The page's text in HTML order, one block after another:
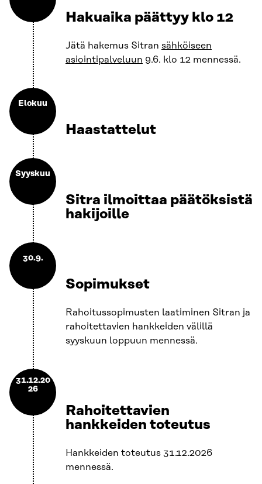
Hakuaika päättyy klo 12
Jätä hakemus Sitran sähköiseen
asiointipalveluun 9.6. klo 12 mennessä.
Elokuu
Haastattelut
Syyskuu
Sitra ilmoittaa päätöksistä
hakijoille
30.9.
Sopimukset
Rahoitussopimusten laatiminen Sitran ja
rahoitettavien hankkeiden välillä
syyskuun loppuun mennessä.
31.12.20
26
Rahoitettavien
hankkeiden toteutus
Hankkeiden toteutus 31.12.2026
mennessä.